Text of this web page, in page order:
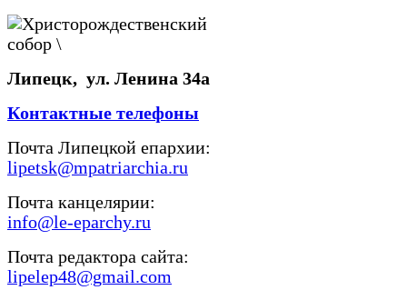
Липецк, ул. Ленина 34а
Контактные телефоны
Почта Липецкой епархии:
lipetsk@mpatriarchia.ru
Почта канцелярии:
info@le-eparchy.ru
Почта редактора сайта:
lipelep48@gmail.com